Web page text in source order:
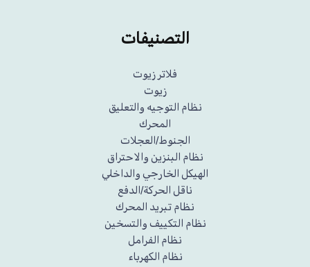
التصنيفات
فلاتر زيوت
زيوت
نظام التوجيه والتعليق
المحرك
الجنوط/العجلات
نظام البنزين والاحتراق
الهيكل الخارجي والداخلي
ناقل الحركة/الدفع
نظام تبريد المحرك
نظام التكييف والتسخين
نظام الفرامل
نظام الكهرباء